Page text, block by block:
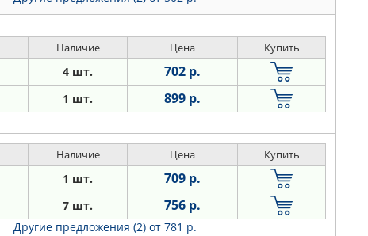
Наличие Цена Купить
4 шт. 702 р.
1 шт. 899 р.
Наличие Цена Купить
1 шт. 709 р.
7 шт. 756 р.
Другие предложения (2) от 781 р.